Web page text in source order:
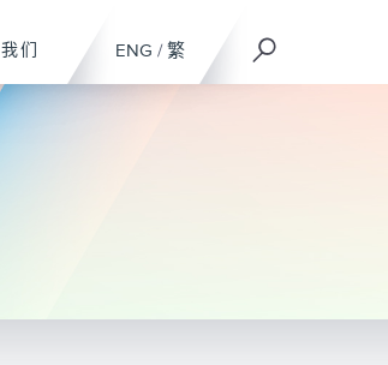
ENG / 繁
我们